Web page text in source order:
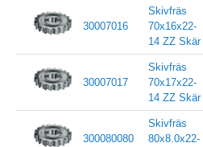
30007016
Skivfräs
70x16x22-
14 ZZ Skär
30007017
Skivfräs
70x17x22-
14 ZZ Skär
300080080
Skivfräs
80x8.0x22-